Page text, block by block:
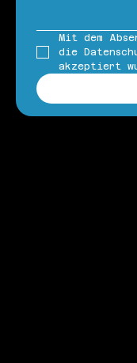
Mit dem
die
akzeptiert